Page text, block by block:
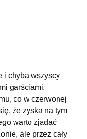
i chyba wszyscy
garściami.
co w czerwonej
że zyska na tym
warto zjadać
ale przez cały